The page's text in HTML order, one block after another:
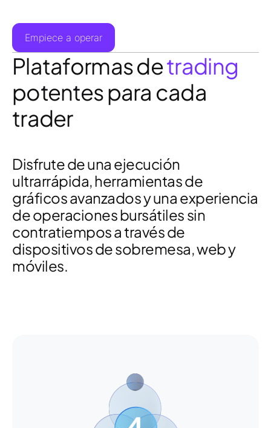
Empiece a operar
Plataformas detrading
potentes para cada
trader
Disfrute de una ejecución
ultrarrápida, herramientas de
gráficos avanzados y una experiencia
de operaciones bursátiles sin
contratiempos a través de
dispositivos de sobremesa, web y
móviles.